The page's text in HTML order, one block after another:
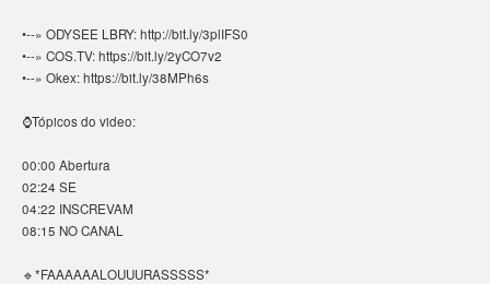
•--» ODYSEE LBRY: http://bit.ly/3plIFS0
•--» COS.TV: https://bit.ly/2yCO7v2
•--» Okex: https://bit.ly/38MPh6s
⌚Tópicos do video:
00:00 Abertura
02:24 SE
04:22 INSCREVAM
08:15 NO CANAL
🔹*FAAAAAALOUUURASSSSS*